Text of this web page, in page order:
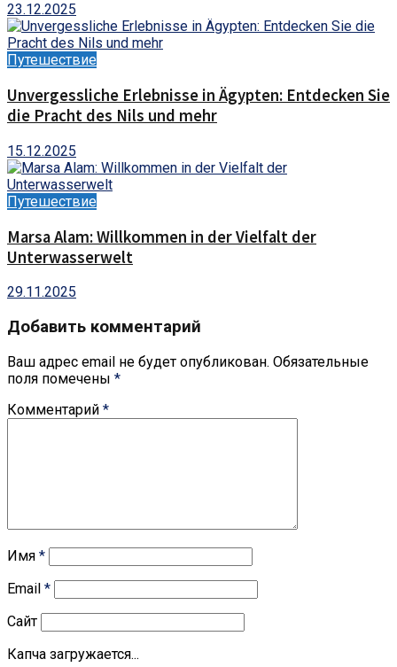
23.12.2025
Путешествие
Unvergessliche Erlebnisse in Ägypten: Entdecken Sie
die Pracht des Nils und mehr
15.12.2025
Путешествие
Marsa Alam: Willkommen in der Vielfalt der
Unterwasserwelt
29.11.2025
Добавить комментарий
Ваш адрес email не будет опубликован. Обязательные
поля помечены *
Комментарий *
Имя *
Email *
Сайт
Капча загружается...